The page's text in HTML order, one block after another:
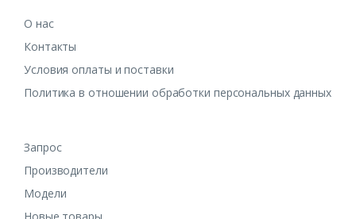
О нас
Контакты
Условия оплаты и поставки
Политика в отношении обработки персональных данных
Запрос
Производители
Модели
Новые товары